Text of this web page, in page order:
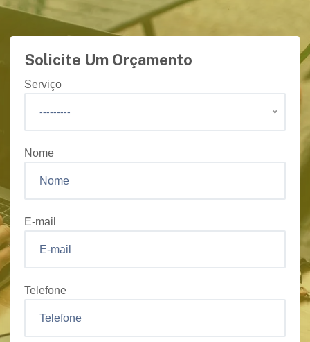
Solicite Um Orçamento
Serviço
---------
Nome
E-mail
Telefone